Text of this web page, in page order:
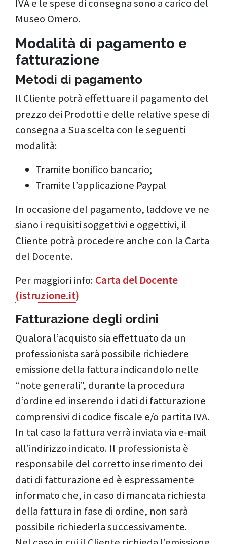
IVA e le spese di consegna sono a carico del
Museo Omero.
Modalità di pagamento e
fatturazione
Metodi di pagamento
Il Cliente potrà effettuare il pagamento del
prezzo dei Prodotti e delle relative spese di
consegna a Sua scelta con le seguenti
modalità:
Tramite bonifico bancario;
Tramite l’applicazione Paypal
In occasione del pagamento, laddove ve ne
siano i requisiti soggettivi e oggettivi, il
Cliente potrà procedere anche con la Carta
del Docente.
Per maggiori info: Carta del Docente
(istruzione.it)
Fatturazione degli ordini
Qualora l’acquisto sia effettuato da un
professionista sarà possibile richiedere
emissione della fattura indicandolo nelle
“note generali”, durante la procedura
d’ordine ed inserendo i dati di fatturazione
comprensivi di codice fiscale e/o partita IVA.
In tal caso la fattura verrà inviata via e-mail
all’indirizzo indicato. Il professionista è
responsabile del corretto inserimento dei
dati di fatturazione ed è espressamente
informato che, in caso di mancata richiesta
della fattura in fase di ordine, non sarà
possibile richiederla successivamente.